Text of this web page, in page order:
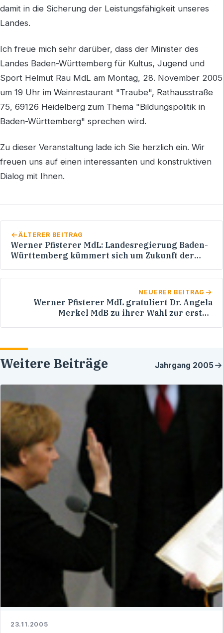
damit in die Sicherung der Leistungsfähigkeit unseres
Landes.
Ich freue mich sehr darüber, dass der Minister des
Landes Baden-Württemberg für Kultus, Jugend und
Sport Helmut Rau MdL am Montag, 28. November 2005
um 19 Uhr im Weinrestaurant "Traube", Rathausstraße
75, 69126 Heidelberg zum Thema "Bildungspolitik in
Baden-Württemberg" sprechen wird.
Zu dieser Veranstaltung lade ich Sie herzlich ein. Wir
freuen uns auf einen interessanten und konstruktiven
Dialog mit Ihnen.
ÄLTERER BEITRAG
Werner Pfisterer MdL: Landesregierung Baden-
Württemberg kümmert sich um Zukunft der
NEUERER BEITRAG
Werner Pfisterer MdL gratuliert Dr. Angela
Merkel MdB zu ihrer Wahl zur ersten
Weitere Beiträge Jahrgang 2005
23.11.2005